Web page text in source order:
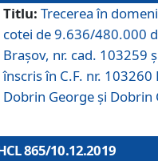
Titlu: Trecerea în
cotei de 9.636/480.000
Brașov, nr. cad. 103259
înscris în C.F. nr.
Dobrin George și Dobrin
865/10.12.2019